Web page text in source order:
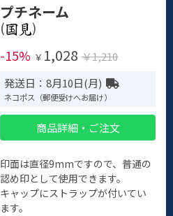
プチネーム
(
)
-15% ￥ 1,028 ￥1,210
発送日：8月10日(月)
ネコポス（郵便受けへお届け）
商品詳細・ご注文
印面は直径9mmですので、普通の
認め印として使用できます。
キャップにストラップが付いてい
ます。